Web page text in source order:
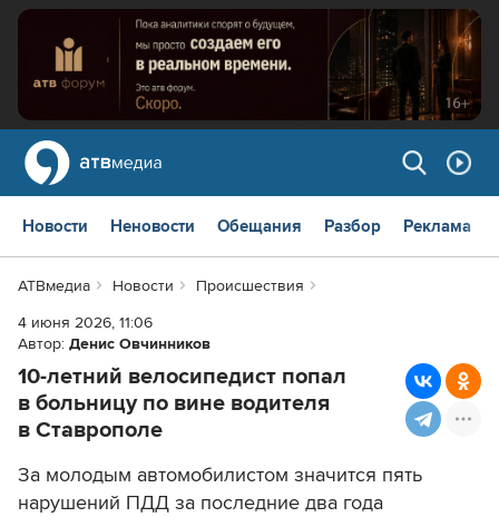
Новости Неновости Обещания Разбор Реклама
АТВмедиа Новости
Происшествия
4 июня 2026, 11:06
Автор: Денис Овчинников
10-летний велосипедист попал
в больницу по вине водителя
в Ставрополе
За молодым автомобилистом значится пять
нарушений ПДД за последние два года